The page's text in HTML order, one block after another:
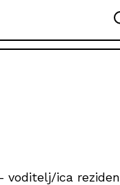
voditelj/ica